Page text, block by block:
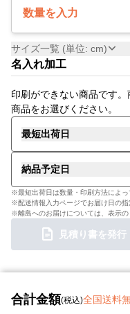
数量を入力
サイズ一覧 (単位: cm)
名入れ加工
印刷ができない商品です
商品をお選びください。
最短出荷日
納品予定日
※最短出荷日は数量・印刷方法によっ
※配送情報入力ページでお届け日の指
※離島へのお届けについては、表示の
見積り書を発行
合計金額(税込)全国送料